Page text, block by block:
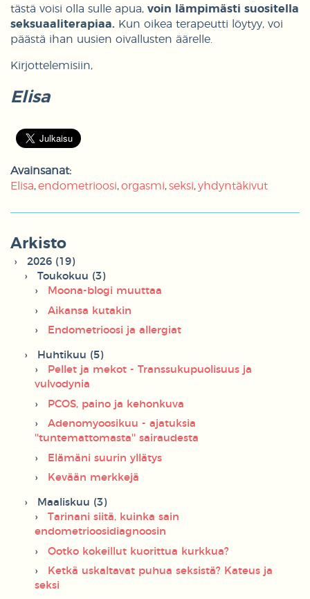
tästä voisi olla sulle apua, voin lämpimästi suositella
seksuaaliterapiaa. Kun oikea terapeutti löytyy, voi
päästä ihan uusien oivallusten äärelle.
Kirjottelemisiin,
Elisa
Avainsanat:
Elisa endometrioosi orgasmi seksi yhdyntäkivut
Arkisto
2026 (19)
Toukokuu (3)
Moona-blogi muuttaa
Aikansa kutakin
Endometrioosi ja allergiat
Huhtikuu (5)
Pellet ja mekot - Transsukupuolisuus ja
vulvodynia
PCOS, paino ja kehonkuva
Adenomyoosikuu - ajatuksia
''tuntemattomasta'' sairaudesta
Elämäni suurin yllätys
Kevään merkkejä
Maaliskuu (3)
Tarinani siitä, kuinka sain
endometrioosidiagnoosin
Ootko kokeillut kuorittua kurkkua?
Ketkä uskaltavat puhua seksistä? Kateus ja
seksi